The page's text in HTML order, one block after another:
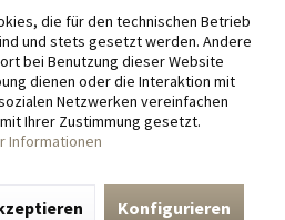
die für den technischen Betrieb
und stets gesetzt werden. Andere
bei Benutzung dieser Website
dienen oder die Interaktion mit
Netzwerken vereinfachen
Ihrer Zustimmung gesetzt.
Informationen
Konfigurieren